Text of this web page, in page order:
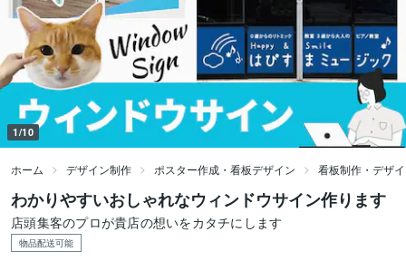
1/10
ホーム デザイン制作 ポスター作成・看板デザイン 看板制作・デザ
わかりやすいおしゃれなウィンドウサイン作ります
店頭集客のプロが貴店の想いをカタチにします
物品配送可能